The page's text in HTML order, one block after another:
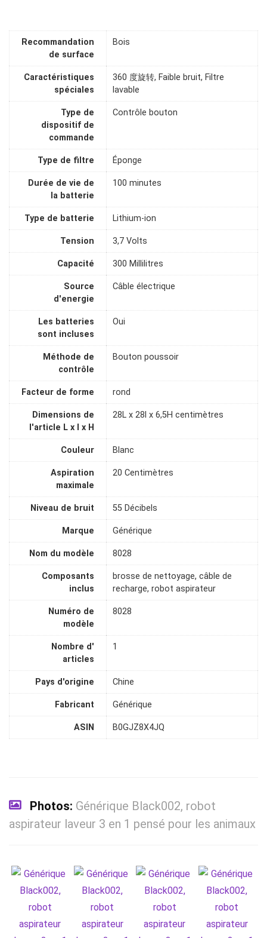
Recommandation
de surface
Bois
Caractéristiques
spéciales
360 度旋转, Faible bruit, Filtre
lavable
Type de
dispositif de
commande
Contrôle bouton
Type de filtre Éponge
Durée de vie de
la batterie
100 minutes
Type de batterie Lithium-ion
Tension 3,7 Volts
Capacité 300 Millilitres
Source
d'energie
Câble électrique
Les batteries
sont incluses
Oui
Méthode de
contrôle
Bouton poussoir
Facteur de forme rond
Dimensions de
l'article L x l x H
28L x 28l x 6,5H centimètres
Couleur Blanc
Aspiration
maximale
20 Centimètres
Niveau de bruit 55 Décibels
Marque Générique
Nom du modèle 8028
Composants
inclus
brosse de nettoyage, câble de
recharge, robot aspirateur
Numéro de
modèle
8028
Nombre d'
articles
1
Pays d'origine Chine
Fabricant Générique
ASIN B0GJZ8X4JQ
Photos: Générique Black002, robot
aspirateur laveur 3 en 1 pensé pour les animaux